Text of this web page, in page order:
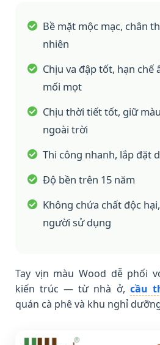
Bề mặt mộc mạc, chân
nhiên
Chịu va đập tốt, hạn chế
mối mọt
Chịu thời tiết tốt, giữ
ngoài trời
Thi công nhanh, lắp đặt
Độ bền trên 15 năm
Không chứa chất độc
người sử dụng
Tay vịn màu Wood dễ phối
kiến trúc — từ nhà ở, cầu
quán cà phê và khu nghỉ